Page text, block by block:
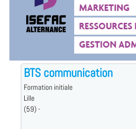
BTS communication
Formation initiale
Lille
(59) -